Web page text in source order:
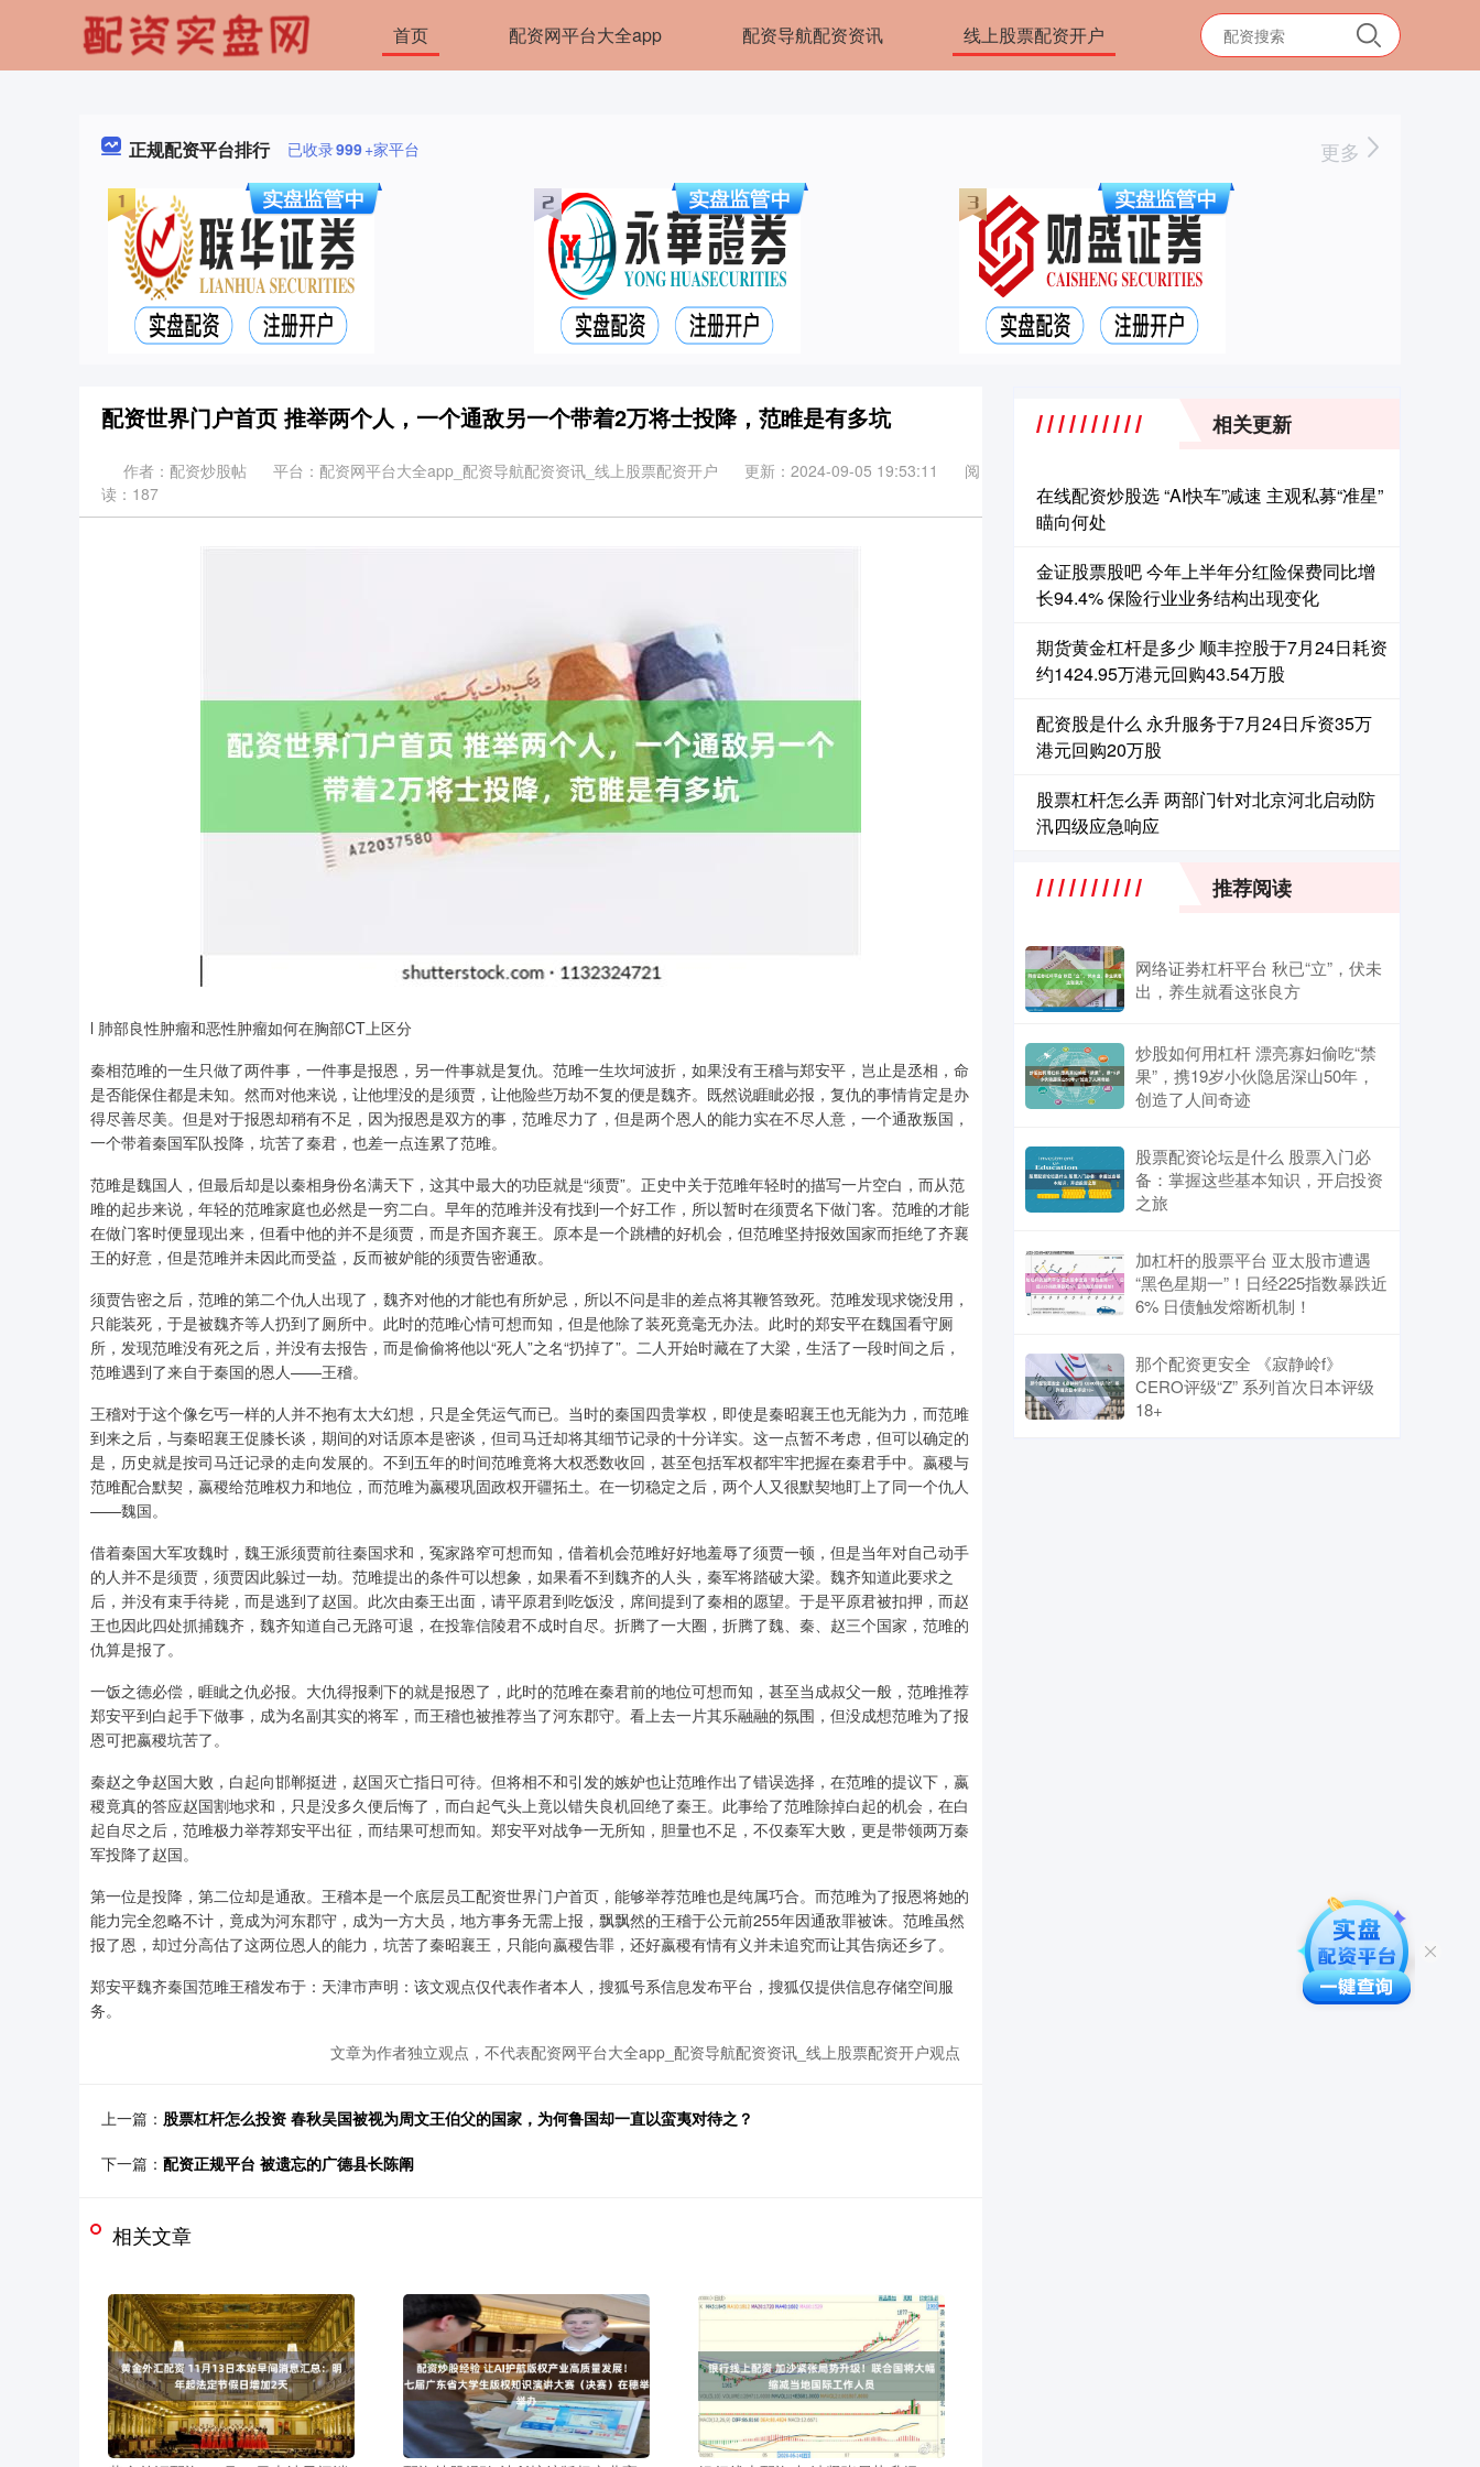
首页 配资网平台大全app 配资导航配资资讯 线上股票配资开户
正规配资平台排行 已收录999+家平台 更多
配资世界门户首页 推举两个人，一个通敌另一个带着2万将士投降，范睢是有多坑
作者：配资炒股帖 平台：配资网平台大全app_配资导航配资资讯_线上股票配资开户 更新：2024-09-05 19:53:11
阅
读：187
l 肺部良性肿瘤和恶性肿瘤如何在胸部CT上区分
秦相范雎的一生只做了两件事，一件事是报恩，另一件事就是复仇。范雎一生坎坷波折，如果没有王稽与郑安平，岂止是丞相，命
是否能保住都是未知。然而对他来说，让他埋没的是须贾，让他险些万劫不复的便是魏齐。既然说睚眦必报，复仇的事情肯定是办
得尽善尽美。但是对于报恩却稍有不足，因为报恩是双方的事，范雎尽力了，但是两个恩人的能力实在不尽人意，一个通敌叛国，
一个带着秦国军队投降，坑苦了秦君，也差一点连累了范雎。
范雎是魏国人，但最后却是以秦相身份名满天下，这其中最大的功臣就是“须贾”。正史中关于范雎年轻时的描写一片空白，而从范
雎的起步来说，年轻的范雎家庭也必然是一穷二白。早年的范雎并没有找到一个好工作，所以暂时在须贾名下做门客。范雎的才能
在做门客时便显现出来，但看中他的并不是须贾，而是齐国齐襄王。原本是一个跳槽的好机会，但范雎坚持报效国家而拒绝了齐襄
王的好意，但是范雎并未因此而受益，反而被妒能的须贾告密通敌。
须贾告密之后，范雎的第二个仇人出现了，魏齐对他的才能也有所妒忌，所以不问是非的差点将其鞭笞致死。范雎发现求饶没用，
只能装死，于是被魏齐等人扔到了厕所中。此时的范雎心情可想而知，但是他除了装死竟毫无办法。此时的郑安平在魏国看守厕
所，发现范雎没有死之后，并没有去报告，而是偷偷将他以“死人”之名“扔掉了”。二人开始时藏在了大梁，生活了一段时间之后，
范雎遇到了来自于秦国的恩人——王稽。
王稽对于这个像乞丐一样的人并不抱有太大幻想，只是全凭运气而已。当时的秦国四贵掌权，即使是秦昭襄王也无能为力，而范雎
到来之后，与秦昭襄王促膝长谈，期间的对话原本是密谈，但司马迁却将其细节记录的十分详实。这一点暂不考虑，但可以确定的
是，历史就是按司马迁记录的走向发展的。不到五年的时间范雎竟将大权悉数收回，甚至包括军权都牢牢把握在秦君手中。嬴稷与
范雎配合默契，嬴稷给范雎权力和地位，而范雎为嬴稷巩固政权开疆拓土。在一切稳定之后，两个人又很默契地盯上了同一个仇人
——魏国。
借着秦国大军攻魏时，魏王派须贾前往秦国求和，冤家路窄可想而知，借着机会范雎好好地羞辱了须贾一顿，但是当年对自己动手
的人并不是须贾，须贾因此躲过一劫。范雎提出的条件可以想象，如果看不到魏齐的人头，秦军将踏破大梁。魏齐知道此要求之
后，并没有束手待毙，而是逃到了赵国。此次由秦王出面，请平原君到吃饭没，席间提到了秦相的愿望。于是平原君被扣押，而赵
王也因此四处抓捕魏齐，魏齐知道自己无路可退，在投靠信陵君不成时自尽。折腾了一大圈，折腾了魏、秦、赵三个国家，范雎的
仇算是报了。
一饭之德必偿，睚眦之仇必报。大仇得报剩下的就是报恩了，此时的范雎在秦君前的地位可想而知，甚至当成叔父一般，范雎推荐
郑安平到白起手下做事，成为名副其实的将军，而王稽也被推荐当了河东郡守。看上去一片其乐融融的氛围，但没成想范雎为了报
恩可把嬴稷坑苦了。
秦赵之争赵国大败，白起向邯郸挺进，赵国灭亡指日可待。但将相不和引发的嫉妒也让范雎作出了错误选择，在范雎的提议下，嬴
稷竟真的答应赵国割地求和，只是没多久便后悔了，而白起气头上竟以错失良机回绝了秦王。此事给了范雎除掉白起的机会，在白
起自尽之后，范雎极力举荐郑安平出征，而结果可想而知。郑安平对战争一无所知，胆量也不足，不仅秦军大败，更是带领两万秦
军投降了赵国。
第一位是投降，第二位却是通敌。王稽本是一个底层员工配资世界门户首页，能够举荐范雎也是纯属巧合。而范雎为了报恩将她的
能力完全忽略不计，竟成为河东郡守，成为一方大员，地方事务无需上报，飘飘然的王稽于公元前255年因通敌罪被诛。范雎虽然
报了恩，却过分高估了这两位恩人的能力，坑苦了秦昭襄王，只能向嬴稷告罪，还好嬴稷有情有义并未追究而让其告病还乡了。
郑安平魏齐秦国范雎王稽发布于：天津市声明：该文观点仅代表作者本人，搜狐号系信息发布平台，搜狐仅提供信息存储空间服
务。
文章为作者独立观点，不代表配资网平台大全app_配资导航配资资讯_线上股票配资开户观点
上一篇： 股票杠杆怎么投资 春秋吴国被视为周文王伯父的国家，为何鲁国却一直以蛮夷对待之？
下一篇： 配资正规平台 被遗忘的广德县长陈阐
相关文章
相关更新
在线配资炒股选 “AI快车”减速 主观私募“准星”
瞄向何处
金证股票股吧 今年上半年分红险保费同比增
长94.4% 保险行业业务结构出现变化
期货黄金杠杆是多少 顺丰控股于7月24日耗资
约1424.95万港元回购43.54万股
配资股是什么 永升服务于7月24日斥资35万
港元回购20万股
股票杠杆怎么弄 两部门针对北京河北启动防
汛四级应急响应
推荐阅读
网络证劵杠杆平台 秋已“立”，伏未
出，养生就看这张良方
炒股如何用杠杆 漂亮寡妇偷吃“禁
果”，携19岁小伙隐居深山50年，
创造了人间奇迹
股票配资论坛是什么 股票入门必
备：掌握这些基本知识，开启投资
之旅
加杠杆的股票平台 亚太股市遭遇
“黑色星期一”！日经225指数暴跌近
6% 日债触发熔断机制！
那个配资更安全 《寂静岭f》
CERO评级“Z” 系列首次日本评级
18+